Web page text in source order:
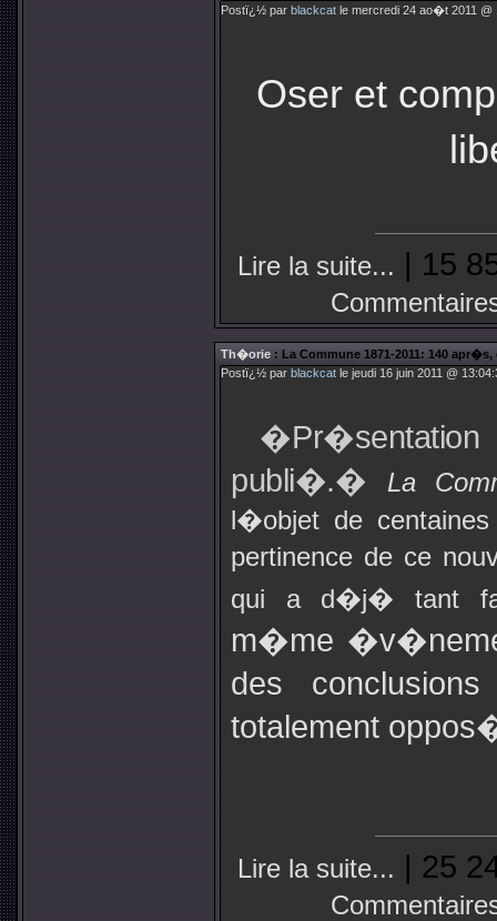
Postï¿½ par blackcat le mercredi 24 ao�t 2011 @
Oser et
Lire la suite... | 15
Th�orie : La Commune 1871-2011: 140
Postï¿½ par blackcat le jeudi 16 juin 2011 @
�Pr�sentation
publi�.�
La
l�objet de
pertinence de ce
qui a d�j� tant
m�me
des
totalement
Lire la suite... | 25